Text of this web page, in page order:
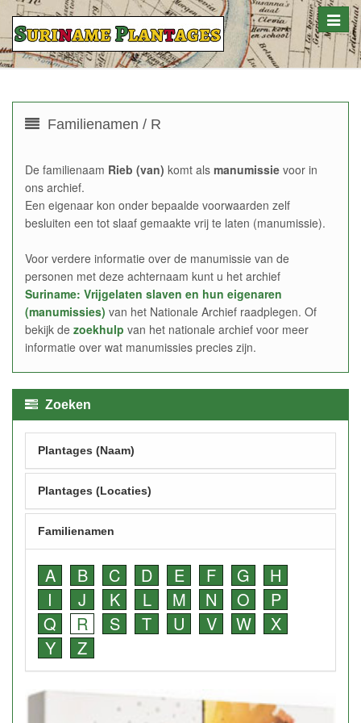
Toggle
Familienamen / R
De familienaam Rieb (van) komt als manumissie voor in
ons archief.
Een eigenaar kon onder bepaalde voorwaarden zelf
besluiten een tot slaaf gemaakte vrij te laten (manumissie).
Voor verdere informatie over de manumissie van de
personen met deze achternaam kunt u het archief
Suriname: Vrijgelaten slaven en hun eigenaren
(manumissies) van het Nationale Archief raadplegen. Of
bekijk de zoekhulp van het nationale archief voor meer
informatie over wat manumissies precies zijn.
Zoeken
Plantages (Naam)
Plantages (Locaties)
Familienamen
A B C D E F G
H
I
J K L M N O
P
Q
R S T U V W
X
Y
Z